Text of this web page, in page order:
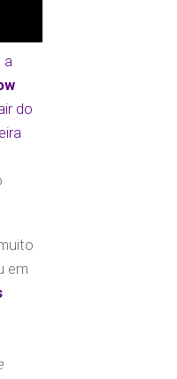
, a
do
em